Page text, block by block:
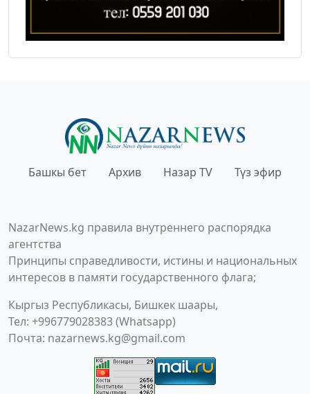
Башкы бет Архив Назар TV Түз эфир
NazarNews.kg правила внутреннего распорядка
агентства
Принципы справедливости, истины и национальных
интересов в памяти государственного флага;
Кыргыз Республикасы, Бишкек шаары,
Тел: +996779028383 (Whatsapp)
Почта: nazarnews.kg@gmail.com